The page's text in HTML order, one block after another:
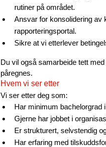
rutiner på området.
Ansvar for konsolidering av
rapporteringsportal.
Sikre at vi etterlever
Du vil også samarbeide tett
påregnes.
Hvem vi ser etter
Vi ser etter deg som:
Har minimum bachelorgrad
Gjerne har jobbet i
Er strukturert, selvstendig
Har erfaring med